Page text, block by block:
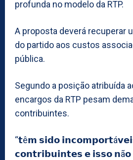
profunda no modelo da RTP.
A proposta deverá recuperar
do partido aos custos
pública.
Segundo a posição atribuída
encargos da RTP pesam
contribuintes.
“𝘁ê𝗺 𝘀𝗶𝗱𝗼
𝗰𝗼𝗻𝘁𝗿𝗶𝗯𝘂𝗶𝗻𝘁𝗲𝘀 𝗲 𝗶𝘀𝘀𝗼